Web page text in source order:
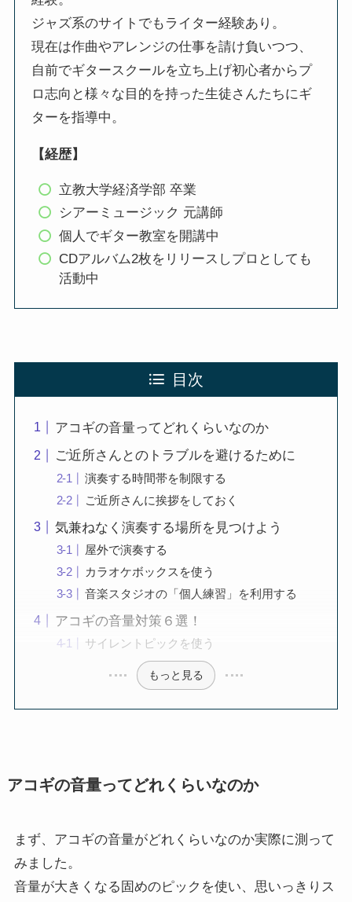
ジャズ系のサイトでもライター経験あり。
現在は作曲やアレンジの仕事を請け負いつつ、
自前でギタースクールを立ち上げ初心者からプ
ロ志向と様々な目的を持った生徒さんたちにギ
ターを指導中。
【経歴】
立教大学経済学部 卒業
シアーミュージック 元講師
個人でギター教室を開講中
CDアルバム2枚をリリースしプロとしても
活動中
目次
アコギの音量ってどれくらいなのか
ご近所さんとのトラブルを避けるために
演奏する時間帯を制限する
ご近所さんに挨拶をしておく
気兼ねなく演奏する場所を見つけよう
屋外で演奏する
カラオケボックスを使う
音楽スタジオの「個人練習」を利用する
アコギの音量対策６選！
サイレントピックを使う
もっと見る
アコギの音量ってどれくらいなのか
まず、アコギの音量がどれくらいなのか実際に測って
みました。
音量が大きくなる固めのピックを使い、思いっきりス